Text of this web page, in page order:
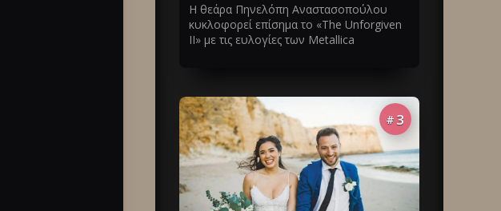
Η θεάρα Πηνελόπη Αναστασοπούλου
κυκλοφορεί επίσημα το «The Unforgiven
II» με τις ευλογίες των Metallica
# 3